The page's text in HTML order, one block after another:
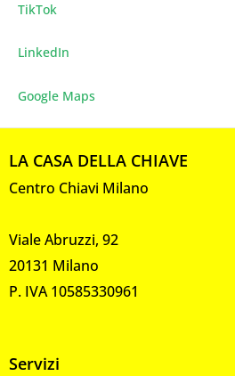
TikTok
LinkedIn
Google Maps
LA CASA DELLA CHIAVE
Centro Chiavi Milano
Viale Abruzzi, 92
20131 Milano
P. IVA 10585330961
Servizi